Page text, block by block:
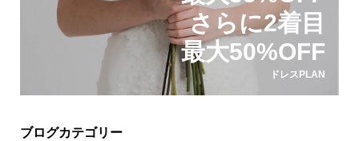
さらに2着目
最大50%OFF
ドレスPLAN
ブログカテゴリー